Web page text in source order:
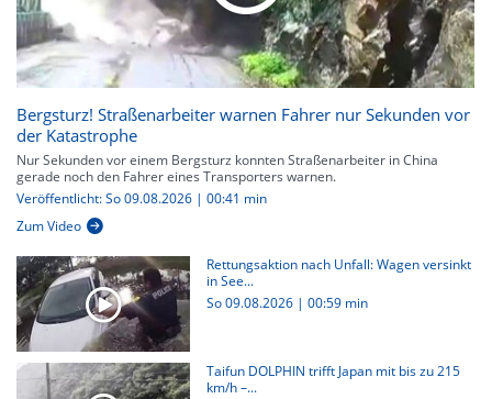
Bergsturz! Straßenarbeiter warnen Fahrer nur Sekunden vor
der Katastrophe
Nur Sekunden vor einem Bergsturz konnten Straßenarbeiter in China
gerade noch den Fahrer eines Transporters warnen.
Veröffentlicht: So 09.08.2026 | 00:41 min
Zum Video
Rettungsaktion nach Unfall: Wagen versinkt
in See...
So 09.08.2026 | 00:59 min
Taifun DOLPHIN trifft Japan mit bis zu 215
km/h –...